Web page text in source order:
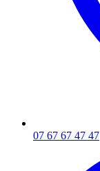
07 67 67 47 47